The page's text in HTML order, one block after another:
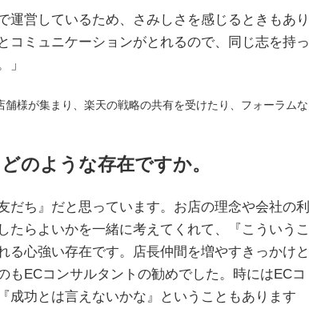
運営しているため、さみしさを感じるときもあり
コミュニケーションがとれるので、同じ志を持っ
」
様が集まり、楽天の戦略の共有を受けたり、フォーラムな
のような存在ですか。
ち』だと思っています。お店の理念や会社の利
たらよいかを一緒に考えてくれて、『こういうこ
る心強い存在です。店長仲間を増やすきっかけと
もECコンサルタントの勧めでした。時にはECコ
成功とは言えないかな』ということもあります